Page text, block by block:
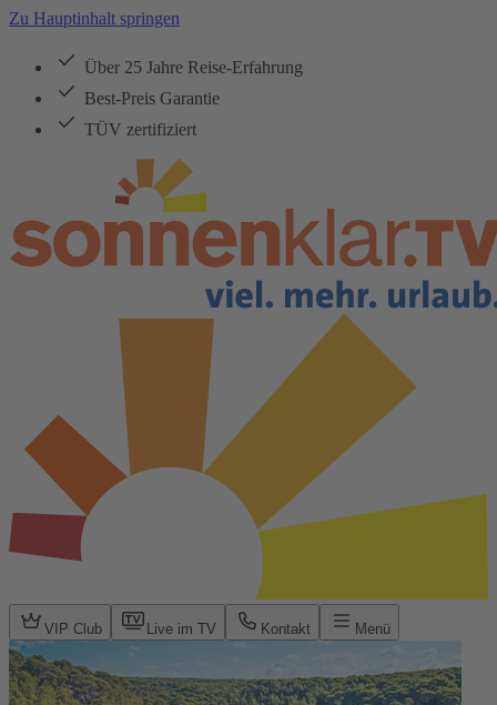
Zu Hauptinhalt springen
Über 25 Jahre Reise-Erfahrung
Best-Preis Garantie
TÜV zertifiziert
VIP Club Live im TV Kontakt Menü